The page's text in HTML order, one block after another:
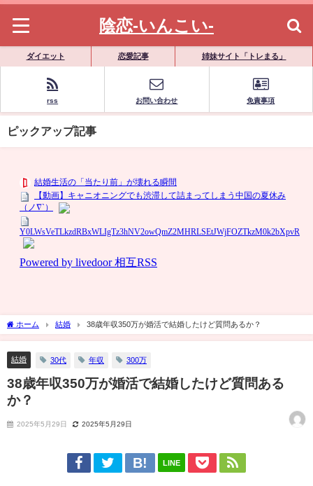
陰恋-いんこい-
ダイエット 恋愛記事 姉妹サイト「トレまる」
rss お問い合わせ 免責事項
ピックアップ記事
ホーム 結婚 38歳年収350万が婚活で結婚したけど質問あるか？
結婚 30代 年収 300万
38歳年収350万が婚活で結婚したけど質問ある
か？
2025年5月29日 2025年5月29日
LINE